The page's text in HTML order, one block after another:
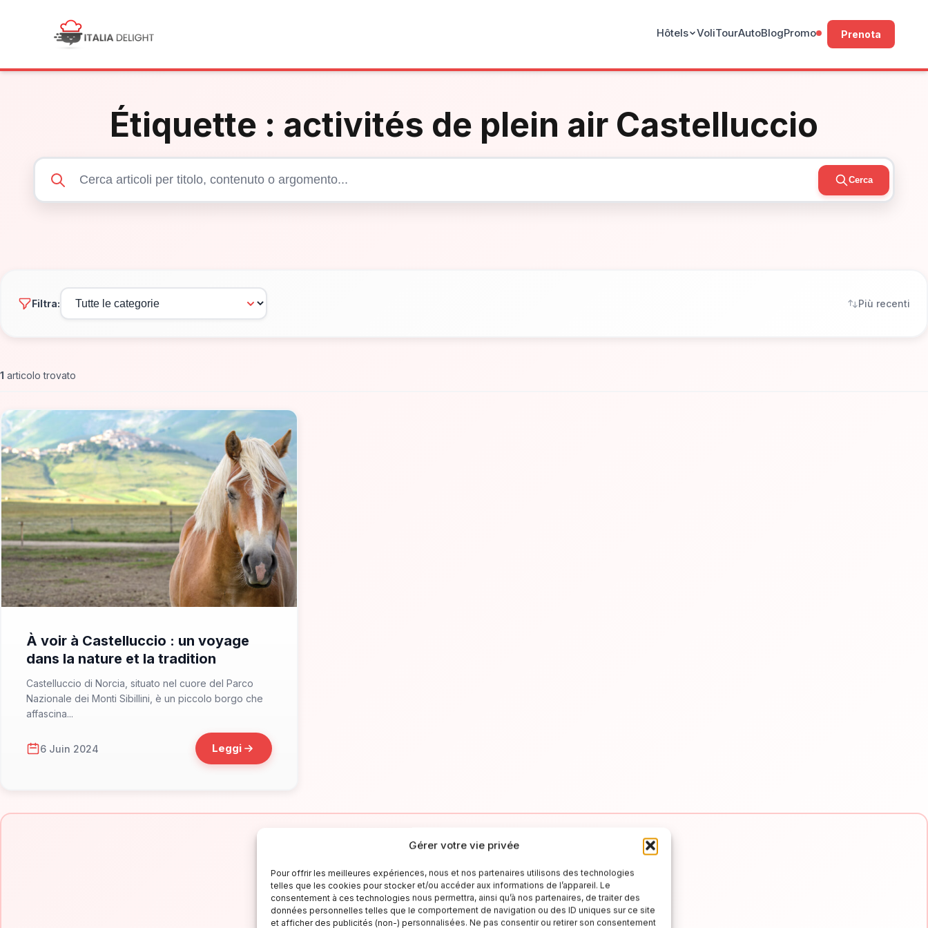
Gérer votre vie privée
Pour offrir les meilleures expériences, nous et nos partenaires utilisons des technologies
telles que les cookies pour stocker et/ou accéder aux informations de l’appareil. Le
consentement à ces technologies nous permettra, ainsi qu’à nos partenaires, de traiter des
données personnelles telles que le comportement de navigation ou des ID uniques sur ce site
et afficher des publicités (non-) personnalisées. Ne pas consentir ou retirer son consentement
Hôtels VoliTourAutoBlogPromo Prenota
Étiquette : activités de plein air Castelluccio
Cerca
Filtra: Più recenti
1 articolo trovato
À voir à Castelluccio : un voyage
dans la nature et la tradition
Castelluccio di Norcia, situato nel cuore del Parco
Nazionale dei Monti Sibillini, è un piccolo borgo che
affascina...
6 Juin 2024 Leggi
✉
Resta aggiornato sull'Italia
Iscriviti alla newsletter per ricevere guide di viaggio, offerte esclusive e